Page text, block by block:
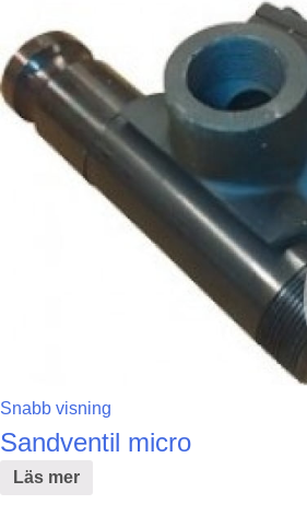
Snabb visning
Sandventil micro
Läs mer